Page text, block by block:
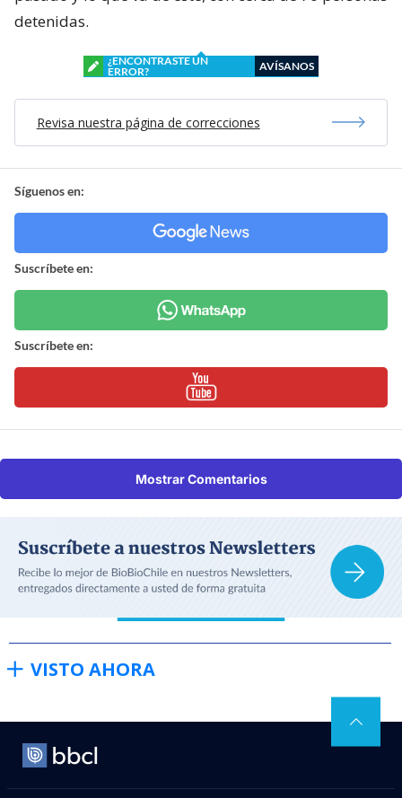
detenidas.
¿ENCONTRASTE UN
ERROR?
AVÍSANOS
Revisa nuestra página de correcciones
Síguenos en:
Suscríbete en:
Suscríbete en:
Mostrar Comentarios
VISTO AHORA